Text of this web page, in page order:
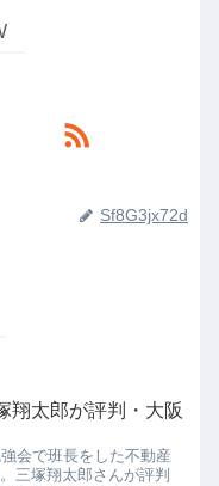
Sf8G3jx72d
翔太郎が評判・大阪
会で班長をした不動産
三塚翔太郎さんが評判